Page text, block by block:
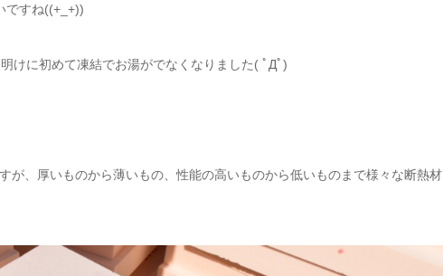
ですね((+_+))
けに初めて凍結でお湯がでなくなりました( ﾟДﾟ)
が、厚いものから薄いもの、性能の高いものから低いものまで様々な断熱材